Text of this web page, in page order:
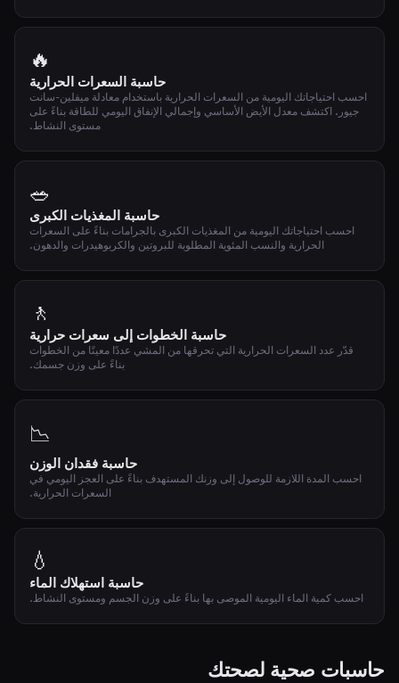
🔥
حاسبة السعرات الحرارية
احسب احتياجاتك اليومية من السعرات الحرارية باستخدام معادلة ميفلين-سانت
جيور. اكتشف معدل الأيض الأساسي وإجمالي الإنفاق اليومي للطاقة بناءً على
مستوى النشاط.
🥗
حاسبة المغذيات الكبرى
احسب احتياجاتك اليومية من المغذيات الكبرى بالجرامات بناءً على السعرات
الحرارية والنسب المئوية المطلوبة للبروتين والكربوهيدرات والدهون.
🚶
حاسبة الخطوات إلى سعرات حرارية
قدّر عدد السعرات الحرارية التي تحرقها من المشي عددًا معينًا من الخطوات
بناءً على وزن جسمك.
📉
حاسبة فقدان الوزن
احسب المدة اللازمة للوصول إلى وزنك المستهدف بناءً على العجز اليومي في
السعرات الحرارية.
💧
حاسبة استهلاك الماء
احسب كمية الماء اليومية الموصى بها بناءً على وزن الجسم ومستوى النشاط.
حاسبات صحية لصحتك